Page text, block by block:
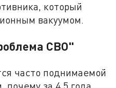
который
вакуумом.
СВО"
часто поднимаемой